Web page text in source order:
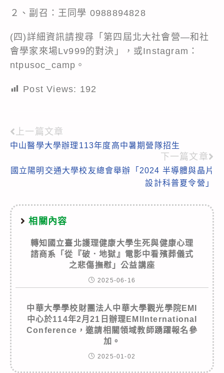
２、副召：王同學 0988894828
(四)詳細資訊請搜尋「第四屆北大社會營—和社
會學家來場Lv999的對決」，或Instagram：
ntpusoc_camp。
Post Views: 192
Read
more
articles
上一篇文章
中山醫學大學辦理113年度高中暑期營隊招生
下一篇文章
國立陽明交通大學校友總會舉辦「2024 半導體與晶片
設計科普夏令營」
相關內容
轉知國立臺北護理健康大學生死與健康心理
諮商系「從『破．地獄』電影中看殯葬儀式
之悲傷撫慰」公益講座
2025-06-16
中華大學學校財團法人中華大學觀光學院EMI
中心於114年2月21日辦理EMIInternational
Conference，邀請相關領域教師踴躍報名參
加。
2025-01-02